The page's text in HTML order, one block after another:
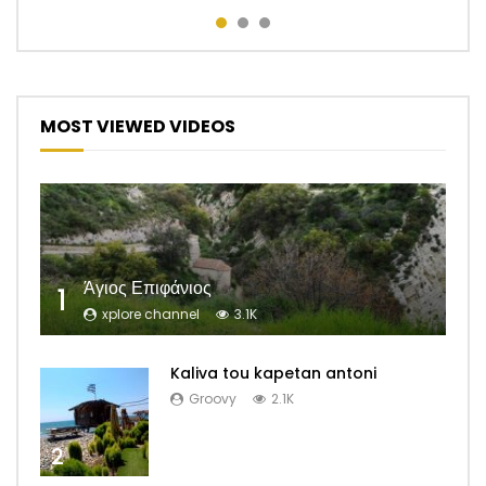
MOST VIEWED VIDEOS
1 Άγιος Επιφάνιος
xplore channel 3.1K
2
Kaliva tou kapetan antoni
Groovy 2.1K